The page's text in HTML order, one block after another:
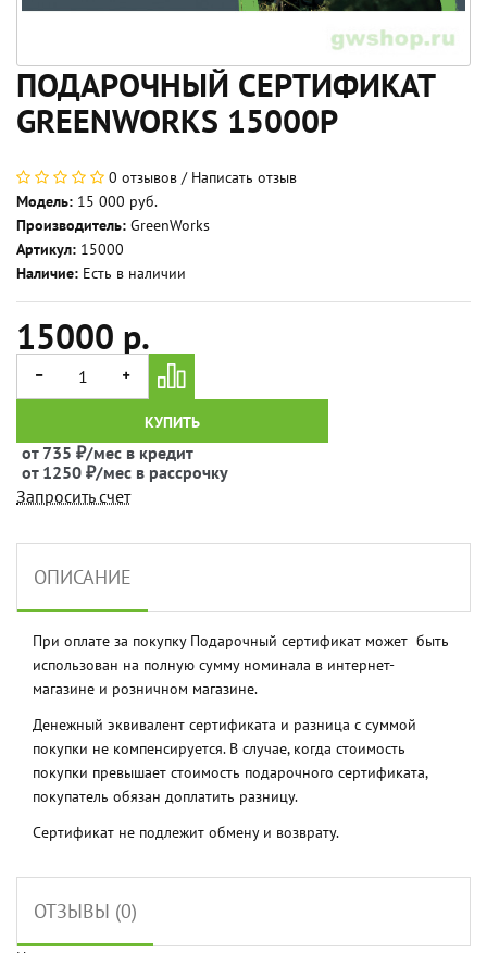
ПОДАРОЧНЫЙ СЕРТИФИКАТ
GREENWORKS 15000Р
0 отзывов / Написать отзыв
Модель: 15 000 руб.
Производитель: GreenWorks
Артикул: 15000
Наличие: Есть в наличии
15000 р.
КУПИТЬ
от 735 ₽/мес в кредит
от 1250 ₽/мес в рассрочку
Запросить счет
ОПИСАНИЕ
При оплате за покупку Подарочный сертификат может быть
использован на полную сумму номинала в интернет-
магазине и розничном магазине.
Денежный эквивалент сертификата и разница с суммой
покупки не компенсируется. В случае, когда стоимость
покупки превышает стоимость подарочного сертификата,
покупатель обязан доплатить разницу.
Сертификат не подлежит обмену и возврату.
ОТЗЫВЫ (0)